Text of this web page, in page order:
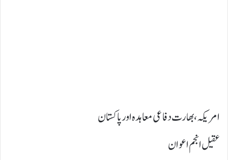
امریکہ، بھارت دفاعی معاہدہ اور پاکستان
عقیل انجم اعوان